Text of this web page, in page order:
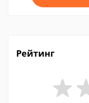
Рейтинг